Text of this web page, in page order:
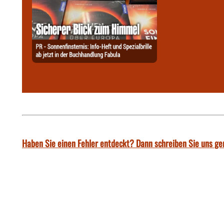
Haben Sie einen Fehler entdeckt? Dann schreiben Sie uns